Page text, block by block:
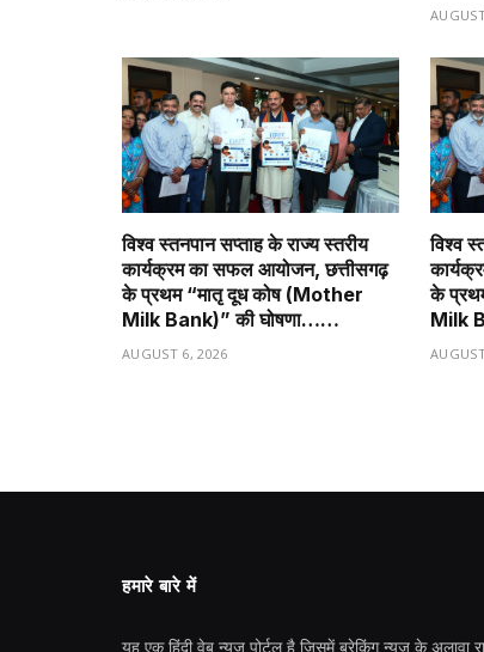
विश्व स्तनपान सप्ताह के राज्य स्तरीय
कार्यक्रम का सफल आयोजन, छत्तीसगढ़
के प्रथम “मातृ दूध कोष (Mother
Milk Bank)” की घोषणा……
AUGUST 6, 2026
विश्व
के
Milk
हमारे बारे में
यह एक हिंदी वेब न्यूज़ पोर्टल है जिसमें ब्रेकिंग न्यूज़ के अलावा